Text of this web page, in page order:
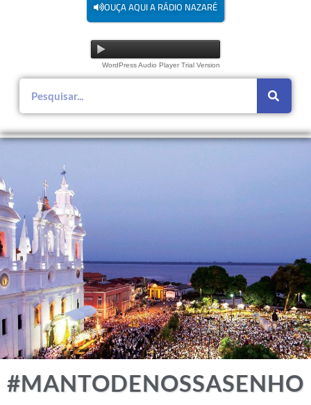
OUÇA AQUI A RÁDIO NAZARÉ
WordPress Audio Player Trial Version
#MANTODENOSSASENHO